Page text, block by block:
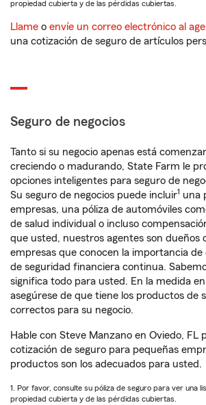
propiedad cubierta y de las pérdidas cubiertas.
Llame o envíe un correo electrónico al
una cotización de seguro de artículos
Seguro de negocios
Tanto si su negocio apenas está
creciendo o madurando, State Farm le
opciones inteligentes para seguro de
Su seguro de negocios puede incluir1 una
empresas, una póliza de automóviles
de salud individual o incluso
que usted, nuestros agentes son dueños
empresas que conocen la importancia de
de seguridad financiera continua.
significa todo para usted. En la medida
asegúrese de que tiene los productos de
correctos para su negocio.
Hable con Steve Manzano en Oviedo, FL
cotización de seguro para pequeñas
productos son los adecuados para usted.
1. Por favor, consulte su póliza de seguro para ver una
propiedad cubierta y de las pérdidas cubiertas.